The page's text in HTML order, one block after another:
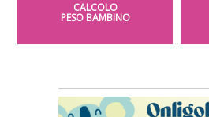
CALCOLO
PESO BAMBINO